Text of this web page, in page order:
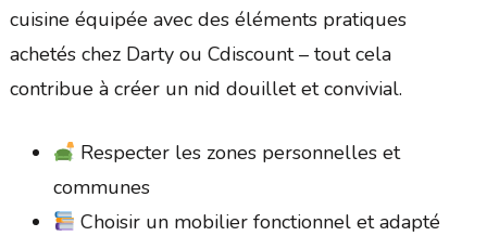
cuisine équipée avec des éléments pratiques
achetés chez Darty ou Cdiscount – tout cela
contribue à créer un nid douillet et convivial.
Respecter les zones personnelles et
communes
Choisir un mobilier fonctionnel et adapté